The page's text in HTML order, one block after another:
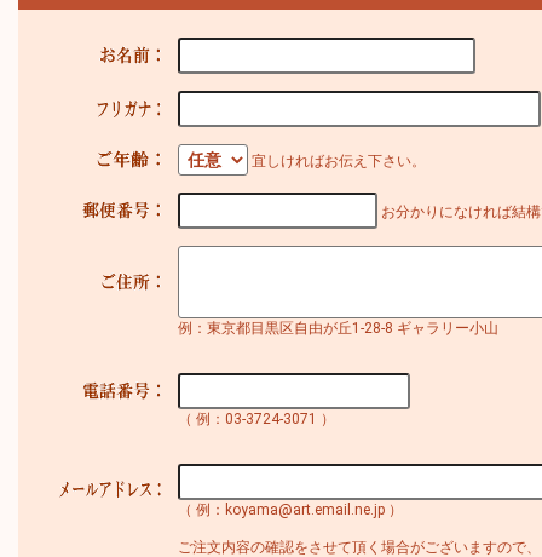
宜しければお伝え下さい。
お分かりになければ結
例：東京都目黒区自由が丘1-28-8 ギャラリー小山
（ 例：03-3724-3071 ）
（ 例：koyama@art.email.ne.jp ）
ご注文内容の確認をさせて頂く場合がございますので、